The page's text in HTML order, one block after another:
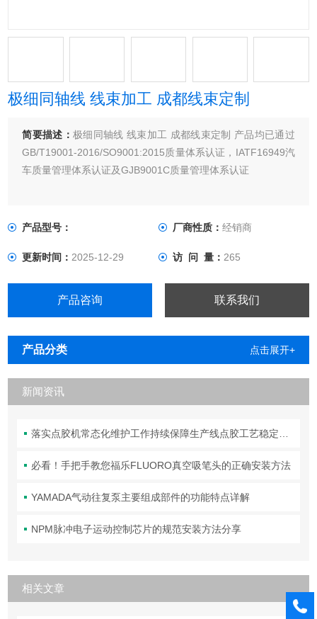
极细同轴线 线束加工 成都线束定制
简要描述： 极细同轴线 线束加工 成都线束定制 产品均已通过
GB/T19001-2016/SO9001:2015质量体系认证，IATF16949汽
车质量管理体系认证及GJB9001C质量管理体系认证
产品型号： 厂商性质： 经销商
更新时间：2025-12-29 访 问 量： 265
产品咨询 联系我们
产品分类 点击展开+
新闻资讯
落实点胶机常态化维护工作持续保障生产线点胶工艺稳定合规
必看！手把手教您福乐FLUORO真空吸笔头的正确安装方法
YAMADA气动往复泵主要组成部件的功能特点详解
NPM脉冲电子运动控制芯片的规范安装方法分享
相关文章